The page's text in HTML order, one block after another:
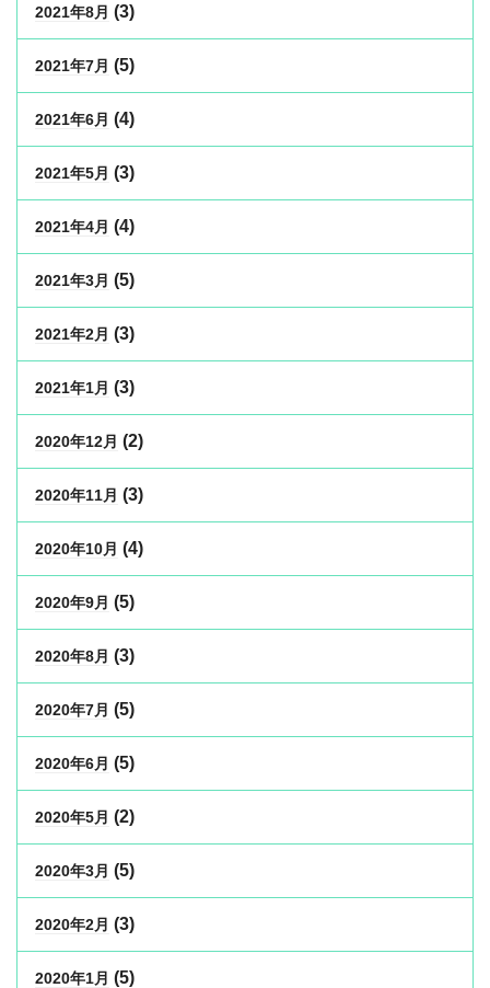
2021年8月 (3)
2021年7月 (5)
2021年6月 (4)
2021年5月 (3)
2021年4月 (4)
2021年3月 (5)
2021年2月 (3)
2021年1月 (3)
2020年12月 (2)
2020年11月 (3)
2020年10月 (4)
2020年9月 (5)
2020年8月 (3)
2020年7月 (5)
2020年6月 (5)
2020年5月 (2)
2020年3月 (5)
2020年2月 (3)
2020年1月 (5)